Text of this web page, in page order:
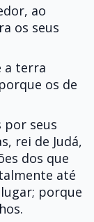
ao
os seus
a terra
os de
por seus
rei de Judá,
dos que
até
porque